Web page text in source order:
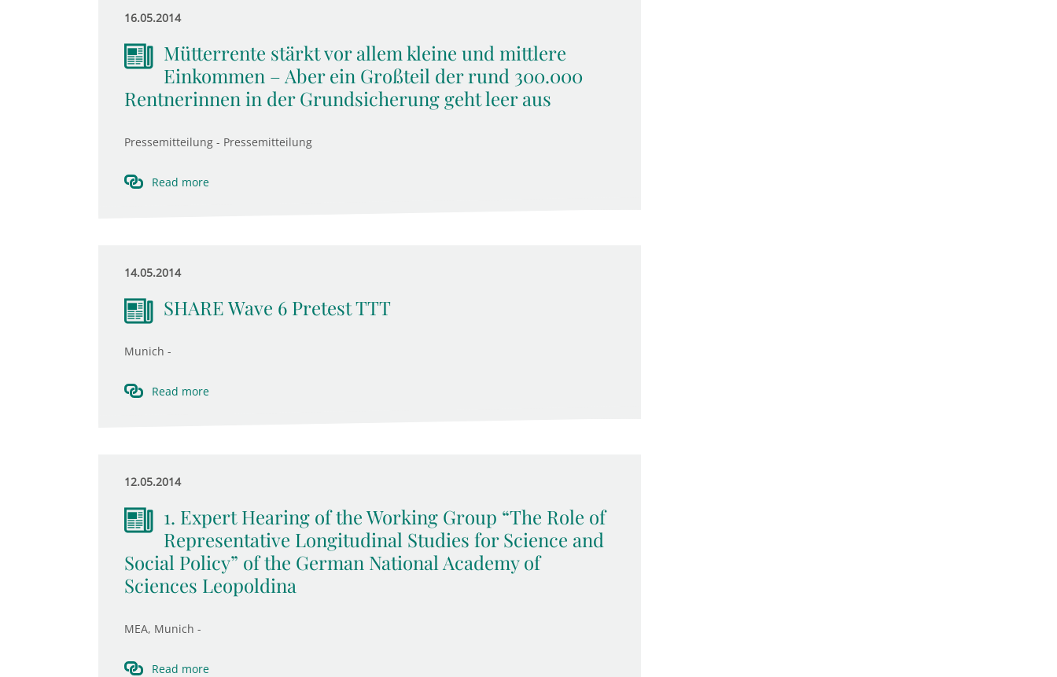
16.05.2014
Mütterrente stärkt vor allem kleine und mittlere
Einkommen – Aber ein Großteil der rund 300.000
Rentnerinnen in der Grundsicherung geht leer aus
Pressemitteilung - Pressemitteilung
Read more
14.05.2014
SHARE Wave 6 Pretest TTT
Munich -
Read more
12.05.2014
1. Expert Hearing of the Working Group “The Role of
Representative Longitudinal Studies for Science and
Social Policy” of the German National Academy of
Sciences Leopoldina
MEA, Munich -
Read more